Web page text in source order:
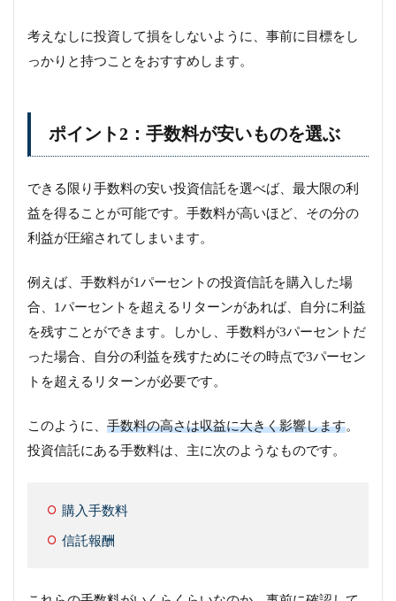
考えなしに投資して損をしないように、事前に目標をし
っかりと持つことをおすすめします。
ポイント2：手数料が安いものを選ぶ
できる限り手数料の安い投資信託を選べば、最大限の利
益を得ることが可能です。手数料が高いほど、その分の
利益が圧縮されてしまいます。
例えば、手数料が1パーセントの投資信託を購入した場
合、1パーセントを超えるリターンがあれば、自分に利益
を残すことができます。しかし、手数料が3パーセントだ
った場合、自分の利益を残すためにその時点で3パーセン
トを超えるリターンが必要です。
このように、 手数料の高さは収益に大きく影響します。
投資信託にある手数料は、主に次のようなものです。
購入手数料
信託報酬